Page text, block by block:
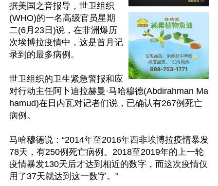
据美国之音报导，世卫组织
(WHO)的一名高级官员星期
二(6月23日)说，在非洲爆历
次埃博拉疫情中，这是首月记
录到的最多病例。
世卫组织的卫生紧急警报和应
对行动主任阿卜迪拉赫曼·马哈穆德(Abdirahman Ma
hamud)在日内瓦对记者们说，已确认有267例死亡
病例。
马哈穆德说：“2014年至2016年西非埃博拉疫情暴发
78天，有250例死亡病例。2018至2019年的上一轮
疫情暴发130天后才达到相近的数字，而这次疫情仅
用了37天就达到这一数字。”